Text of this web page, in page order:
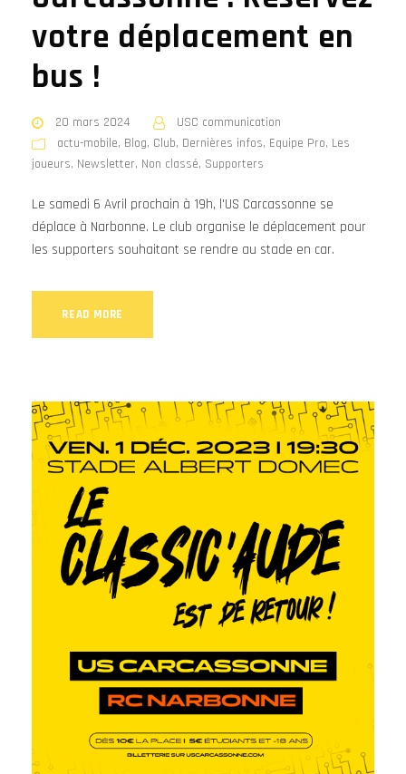
votre déplacement en
bus !
20 mars 2024
USC communication
actu-mobile, Blog, Club, Dernières infos, Equipe Pro, Les
joueurs, Newsletter, Non classé, Supporters
Le samedi 6 Avril prochain à 19h, l'US Carcassonne se
déplace à Narbonne. Le club organise le déplacement pour
les supporters souhaitant se rendre au stade en car.
READ MORE